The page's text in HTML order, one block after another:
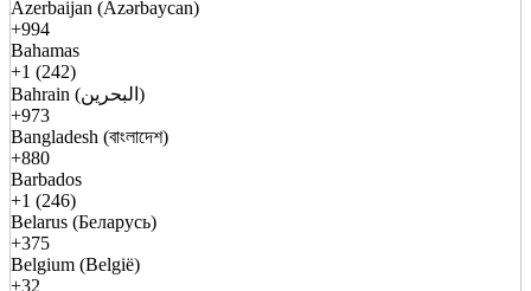
Azerbaijan (Azərbaycan)
+994
Bahamas
+1 (242)
Bahrain (البحرين)
+973
Bangladesh (বাংলাদেশ)
+880
Barbados
+1 (246)
Belarus (Беларусь)
+375
Belgium (België)
+32